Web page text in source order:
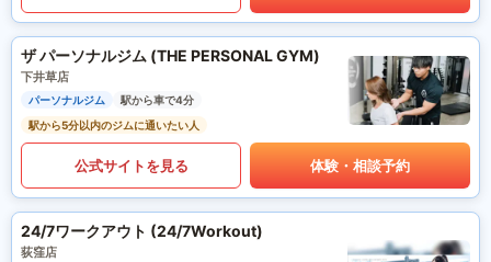
ザ パーソナルジム (THE PERSONAL GYM)
下井草店
パーソナルジム
駅から車で4分
駅から5分以内のジムに通いたい人
公式サイトを見る 体験・相談予約
24/7ワークアウト (24/7Workout)
荻窪店